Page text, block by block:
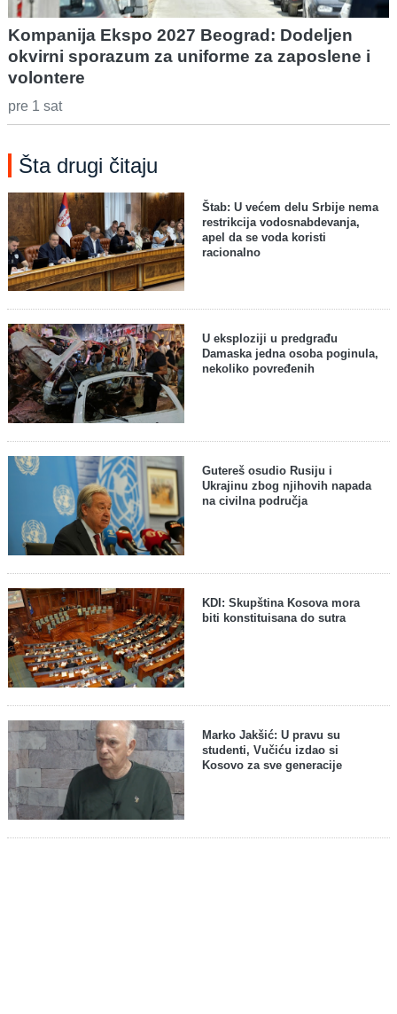
Kompanija Ekspo 2027 Beograd: Dodeljen
okvirni sporazum za uniforme za zaposlene i
volontere
pre 1 sat
Šta drugi čitaju
Štab: U većem delu Srbije nema
restrikcija vodosnabdevanja,
apel da se voda koristi
racionalno
U eksploziji u predgrađu
Damaska jedna osoba poginula,
nekoliko povređenih
Gutereš osudio Rusiju i
Ukrajinu zbog njihovih napada
na civilna područja
KDI: Skupština Kosova mora
biti konstituisana do sutra
Marko Jakšić: U pravu su
studenti, Vučiću izdao si
Kosovo za sve generacije